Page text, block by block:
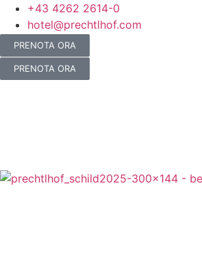
+43 4262 2614-0
hotel@prechtlhof.com
PRENOTA ORA
PRENOTA ORA